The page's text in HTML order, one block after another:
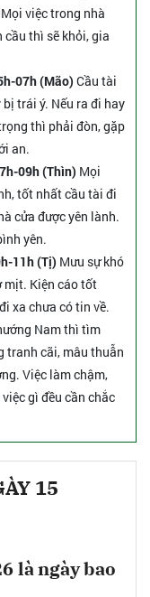
việc trong nhà
cầu thì sẽ khỏi, gia
07h (Mão) Cầu tài
trái ý. Nếu ra đi hay
thì phải đòn, gặp
an.
09h (Thìn) Mọi
tốt nhất cầu tài đi
cửa được yên lành.
yên.
11h (Tị) Mưu sự khó
mịt. Kiện cáo tốt
xa chưa có tin về.
Nam thì tìm
tranh cãi, mâu thuẫn
Việc làm chậm,
gì đều cần chắc
15
là ngày bao